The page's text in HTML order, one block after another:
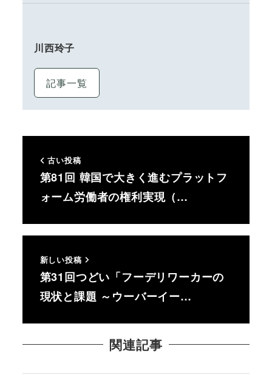
川西玲子
記事一覧
古い投稿
第81回 韓国で大きく進むプラットフ
ォーム労働者の権利実現（…
新しい投稿
第31回つどい「フーデリワーカーの
現状と課題 ～ウーバーイー…
関連記事